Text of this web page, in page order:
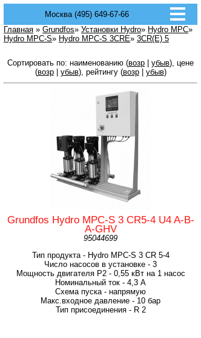
Москва (495) 649-67-66
Главная » Grundfos» Установки Hydro» Hydro MPC»
Hydro MPC-S» Hydro MPC-S 3CRE» 3CR(E) 5
Сортировать по: наименованию (возр убыв), цене
(возр| убыв), рейтингу (возр| убыв)
Grundfos Hydro MPC-S 3 CR5-4 U4 A-B-
A-GHV
95044699
Тип продукта - Hydro MPC-S 3 CR 5-4
Число насосов в установке - 3
Мощность двигателя P2 - 0,55 кВт на 1 насос
Номинальный ток - 4,3 А
Схема пуска - напрямую
Макс.входное давление - 10 бар
Тип присоединения - R 2